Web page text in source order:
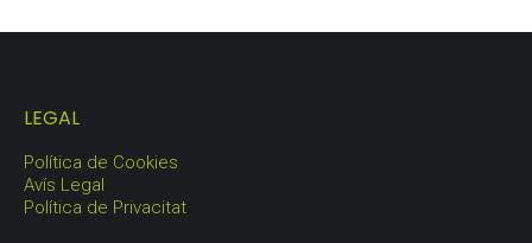
LEGAL
Política de Cookies
Avís Legal
Política de Privacitat